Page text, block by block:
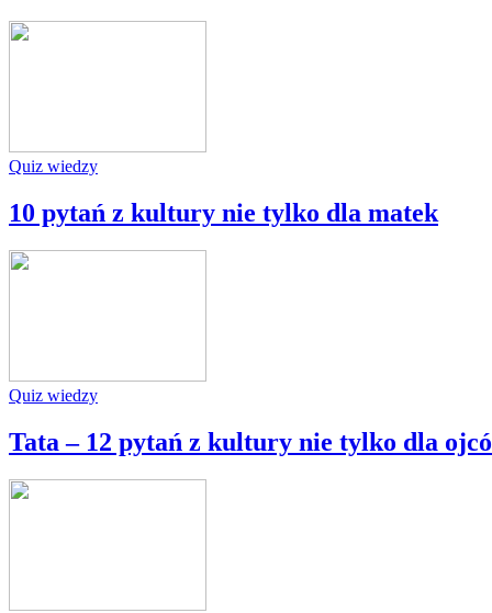
Quiz wiedzy
10 pytań z kultury nie tylko dla matek
Quiz wiedzy
Tata – 12 pytań z kultury nie tylko dla